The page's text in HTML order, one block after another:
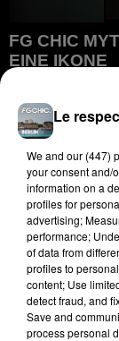
FG CHIC
EINE IKONE
FG CHIC
Le
We and our (447)
your consent and/
information on a
profiles for
advertising;
performance;
of data from
profiles to
content; Use
detect fraud, and
Save and
process personal